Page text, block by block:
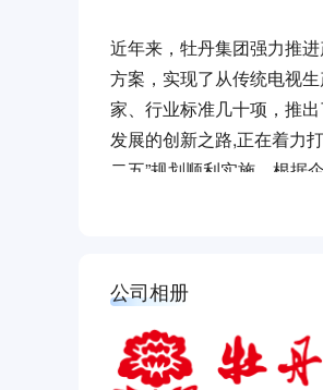
近年来，牡丹集团强力推
方案，实现了从传统电视
家、行业标准几十项，推
发展的创新之路,正在着力
二五”规划顺利实施，根据
自2012年以来，牡丹集团
公司相册